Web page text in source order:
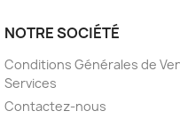
NOTRE SOCIÉTÉ
Conditions Générales de
Services
Contactez-nous